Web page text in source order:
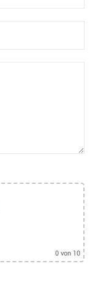
0 von 10